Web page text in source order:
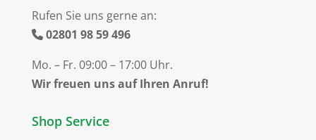
Rufen Sie uns gerne an:
02801 98 59 496
Mo. – Fr. 09:00 – 17:00 Uhr.
Wir freuen uns auf Ihren Anruf!
Shop Service